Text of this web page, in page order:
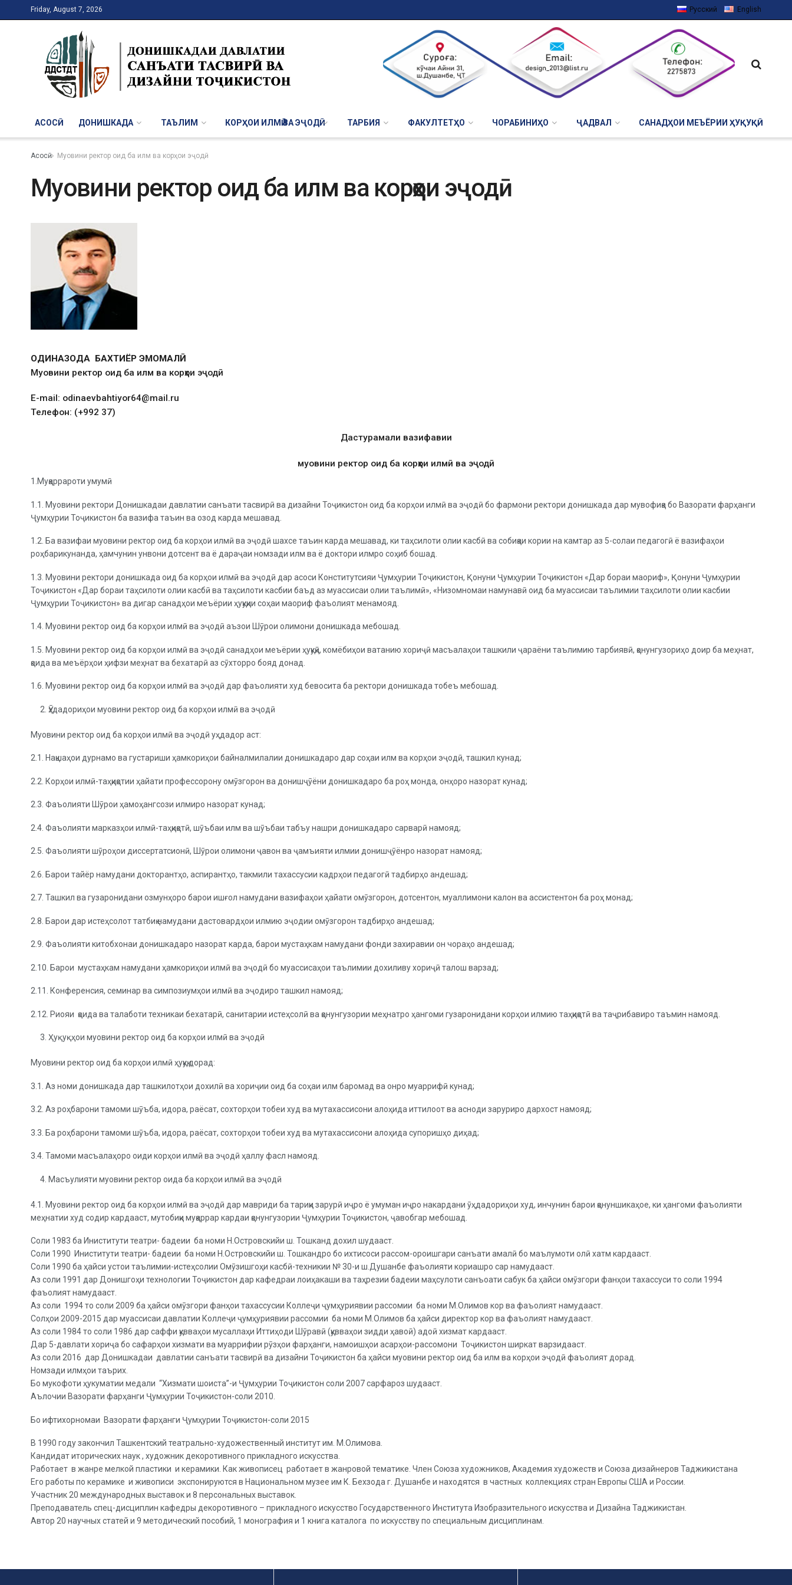
Friday, August 7, 2026 Русский English
АСОСӢ ДОНИШКАДА ТАЪЛИМ КОРҲОИ ИЛМӢ ВА ЭҶОДӢ ТАРБИЯ ФАКУЛТЕТҲО ЧОРАБИНИҲО ҶАДВАЛ САНАДҲОИ МЕЪЁРИИ ҲУҚУҚӢ
Асосӣ Муовини ректор оид ба илм ва корҳои эҷодӣ
Муовини ректор оид ба илм ва корҳои эҷодӣ
ОДИНАЗОДА БАХТИЁР ЭМОМАЛӢ
Муовини ректор оид ба илм ва корҳои эҷодӣ
E-mail: odinaevbahtiyor64@mail.ru
Телефон: (+992 37)
Дастурамали вазифавии
муовини ректор оид ба корҳои илмӣ ва эҷодӣ
1.Муқаррароти умумӣ
1.1. Муовини ректори Донишкадаи давлатии санъати тасвирӣ ва дизайни Тоҷикистон оид ба корҳои илмӣ ва эҷодӣ бо фармони ректори донишкада дар мувофиқа бо Вазорати фарҳанги
Ҷумҳурии Тоҷикистон ба вазифа таъин ва озод карда мешавад.
1.2. Ба вазифаи муовини ректор оид ба корҳои илмӣ ва эҷодӣ шахсе таъин карда мешавад, ки таҳсилоти олии касбӣ ва собиқаи кории на камтар аз 5-солаи педагогӣ ё вазифаҳои
роҳбарикунанда, ҳамчунин унвони дотсент ва ё дараҷаи номзади илм ва ё доктори илмро соҳиб бошад.
1.3. Муовини ректори донишкада оид ба корҳои илмӣ ва эҷодӣ дар асоси Конститутсияи Ҷумҳурии Тоҷикистон, Қонуни Ҷумҳурии Тоҷикистон «Дар бораи маориф», Қонуни Ҷумҳурии
Тоҷикистон «Дар бораи таҳсилоти олии касбӣ ва таҳсилоти касбии баъд аз муассисаи олии таълимӣ», «Низомномаи намунавӣ оид ба муассисаи таълимии таҳсилоти олии касбии
Ҷумҳурии Тоҷикистон» ва дигар санадҳои меъёрии ҳуқуқии соҳаи маориф фаъолият менамояд.
1.4. Муовини ректор оид ба корҳои илмӣ ва эҷодӣ аъзои Шӯрои олимони донишкада мебошад.
1.5. Муовини ректор оид ба корҳои илмӣ ва эҷодӣ санадҳои меъёрии ҳуқуқӣ, комёбиҳои ватанию хориҷӣ масъалаҳои ташкили ҷараёни таълимию тарбиявӣ, қонунгузориҳо доир ба меҳнат,
қоида ва меъёрҳои ҳифзи меҳнат ва бехатарӣ аз сӯхторро бояд донад.
1.6. Муовини ректор оид ба корҳои илмӣ ва эҷодӣ дар фаъолияти худ бевосита ба ректори донишкада тобеъ мебошад.
Ӯҳдадориҳои муовини ректор оид ба корҳои илмӣ ва эҷодӣ
Муовини ректор оид ба корҳои илмӣ ва эҷодӣ уҳдадор аст:
2.1. Нақшаҳои дурнамо ва густариши ҳамкориҳои байналмилалии донишкадаро дар соҳаи илм ва корҳои эҷодӣ, ташкил кунад;
2.2. Корҳои илмӣ-таҳқиқотии ҳайати профессорону омӯзгорон ва донишҷӯёни донишкадаро ба роҳ монда, онҳоро назорат кунад;
2.3. Фаъолияти Шӯрои ҳамоҳангсози илмиро назорат кунад;
2.4. Фаъолияти марказҳои илмӣ-таҳқиқотӣ, шӯъбаи илм ва шӯъбаи табъу нашри донишкадаро сарварӣ намояд;
2.5. Фаъолияти шӯроҳои диссертатсионӣ, Шӯрои олимони ҷавон ва ҷамъияти илмии донишҷӯёнро назорат намояд;
2.6. Барои тайёр намудани докторантҳо, аспирантҳо, такмили тахассусии кадрҳои педагогӣ тадбирҳо андешад;
2.7. Ташкил ва гузаронидани озмунҳоро барои ишғол намудани вазифаҳои ҳайати омӯзгорон, дотсентон, муаллимони калон ва ассистентон ба роҳ монад;
2.8. Барои дар истеҳсолот татбиқ намудани дастовардҳои илмию эҷодии омӯзгорон тадбирҳо андешад;
2.9. Фаъолияти китобхонаи донишкадаро назорат карда, барои мустаҳкам намудани фонди захиравии он чораҳо андешад;
2.10. Барои мустаҳкам намудани ҳамкориҳои илмӣ ва эҷодӣ бо муассисаҳои таълимии дохиливу хориҷӣ талош варзад;
2.11. Конференсия, семинар ва симпозиумҳои илмӣ ва эҷодиро ташкил намояд;
2.12. Риояи қоида ва талаботи техникаи бехатарӣ, санитарии истеҳсолӣ ва қонунгузории меҳнатро ҳангоми гузаронидани корҳои илмию таҳқиқотӣ ва таҷрибавиро таъмин намояд.
Ҳуқуқҳои муовини ректор оид ба корҳои илмӣ ва эҷодӣ
Муовини ректор оид ба корҳои илмӣ ҳуқуқ дорад:
3.1. Аз номи донишкада дар ташкилотҳои дохилӣ ва хориҷии оид ба соҳаи илм баромад ва онро муаррифӣ кунад;
3.2. Аз роҳбарони тамоми шӯъба, идора, раёсат, сохторҳои тобеи худ ва мутахассисони алоҳида иттилоот ва асноди заруриро дархост намояд;
3.3. Ба роҳбарони тамоми шӯъба, идора, раёсат, сохторҳои тобеи худ ва мутахассисони алоҳида супоришҳо диҳад;
3.4. Тамоми масъалаҳоро оиди корҳои илмӣ ва эҷодӣ ҳаллу фасл намояд.
Масъулияти муовини ректор оида ба корҳои илмӣ ва эҷодӣ
4.1. Муовини ректор оид ба корҳои илмӣ ва эҷодӣ дар мавриди ба тариқи зарурӣ иҷро ё умуман иҷро накардани ӯҳдадориҳои худ, инчунин барои қонуншикаҳое, ки ҳангоми фаъолияти
меҳнатии худ содир кардааст, мутобиқи муқаррар кардаи қонунгузории Ҷумҳурии Тоҷикистон, ҷавобгар мебошад.
Соли 1983 ба Иниститути театри- бадеии ба номи Н.Островскийи ш. Тошканд дохил шудааст.
Соли 1990 Иниститути театри- бадеии ба номи Н.Островскийи ш. Тошкандро бо ихтисоси рассом-ороишгари санъати амалӣ бо маълумоти олӣ хатм кардааст.
Соли 1990 ба ҳайси устои таълимии-истеҳсолии Омӯзишгоҳи касбӣ-техникии № 30-и ш.Душанбе фаъолияти кориашро сар намудааст.
Аз соли 1991 дар Донишгоҳи технологии Тоҷикистон дар кафедраи лоиҳакаши ва таҳрезии бадеии маҳсулоти санъоати сабук ба ҳайси омӯзгори фанҳои тахассуси то соли 1994
фаъолият намудааст.
Аз соли 1994 то соли 2009 ба ҳайси омӯзгори фанҳои тахассусии Коллеҷи ҷумҳуриявии рассомии ба номи М.Олимов кор ва фаъолият намудааст.
Солҳои 2009-2015 дар муассисаи давлатии Коллеҷи ҷумҳуриявии рассомии ба номи М.Олимов ба ҳайси директор кор ва фаъолият намудааст.
Аз соли 1984 то соли 1986 дар саффи қувваҳои мусаллаҳи Иттиҳоди Шӯравӣ (қувваҳои зидди ҳавоӣ) адоӣ хизмат кардааст.
Дар 5-давлати хориҷа бо сафарҳои хизмати ва муаррифии рӯзҳои фарҳанги, намоишҳои асарҳои-рассомони Тоҷикистон ширкат варзидааст.
Аз соли 2016 дар Донишкадаи давлатии санъати тасвирӣ ва дизайни Тоҷикистон ба ҳайси муовини ректор оид ба илм ва корҳои эҷодӣ фаъолият дорад.
Номзади илмҳои таърих.
Бо мукофоти ҳукуматии медали “Хизмати шоиста”-и Ҷумҳурии Тоҷикистон соли 2007 сарфароз шудааст.
Аълочии Вазорати фарҳанги Ҷумҳурии Тоҷикистон-соли 2010.
Бо ифтихорномаи Вазорати фарҳанги Ҷумҳурии Тоҷикистон-соли 2015
В 1990 году закончил Ташкентский театрально-художественный институт им. М.Олимова.
Кандидат иторических наук , художник декоротивного прикладного искусства.
Работает в жанре мелкой пластики и керамики. Как живописец работает в жанровой тематике. Член Союза художников, Академия художеств и Союза дизайнеров Таджикистана
Его работы по керамике и живописи экспонируются в Национальном музее им К. Бехзода г. Душанбе и находятся в частных коллекциях стран Европы США и России.
Участник 20 международных выставок и 8 персональных выставок.
Преподаватель спец-дисциплин кафедры декоротивного – прикладного искусство Государственного Института Изобразительного искусства и Дизайна Таджикистан.
Автор 20 научных статей и 9 методический пособий, 1 монография и 1 книга каталога по искусству по специальным дисциплинам.